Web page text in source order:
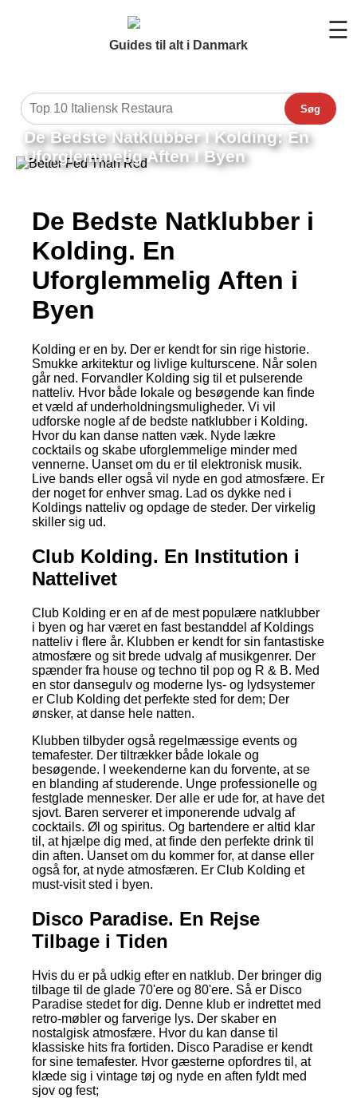
Guides til alt i Danmark
☰
Søg
De Bedste Natklubber I Kolding: En
Uforglemmelig Aften I Byen
De Bedste Natklubber i
Kolding. En
Uforglemmelig Aften i
Byen
Kolding er en by. Der er kendt for sin rige historie.
Smukke arkitektur og livlige kulturscene. Når solen
går ned. Forvandler Kolding sig til et pulserende
natteliv. Hvor både lokale og besøgende kan finde
et væld af underholdningsmuligheder. Vi vil
udforske nogle af de bedste natklubber i Kolding.
Hvor du kan danse natten væk. Nyde lækre
cocktails og skabe uforglemmelige minder med
vennerne. Uanset om du er til elektronisk musik.
Live bands eller også vil nyde en god atmosfære. Er
der noget for enhver smag. Lad os dykke ned i
Koldings natteliv og opdage de steder. Der virkelig
skiller sig ud.
Club Kolding. En Institution i
Nattelivet
Club Kolding er en af de mest populære natklubber
i byen og har været en fast bestanddel af Koldings
natteliv i flere år. Klubben er kendt for sin fantastiske
atmosfære og sit brede udvalg af musikgenrer. Der
spænder fra house og techno til pop og R & B. Med
en stor dansegulv og moderne lys- og lydsystemer
er Club Kolding det perfekte sted for dem; Der
ønsker, at danse hele natten.
Klubben tilbyder også regelmæssige events og
temafester. Der tiltrækker både lokale og
besøgende. I weekenderne kan du forvente, at se
en blanding af studerende. Unge professionelle og
festglade mennesker. Der alle er ude for, at have det
sjovt. Baren serverer et imponerende udvalg af
cocktails. Øl og spiritus. Og bartendere er altid klar
til, at hjælpe dig med, at finde den perfekte drink til
din aften. Uanset om du kommer for, at danse eller
også for, at nyde atmosfæren. Er Club Kolding et
must-visit sted i byen.
Disco Paradise. En Rejse
Tilbage i Tiden
Hvis du er på udkig efter en natklub. Der bringer dig
tilbage til de glade 70'ere og 80'ere. Så er Disco
Paradise stedet for dig. Denne klub er indrettet med
retro-møbler og farverige lys. Der skaber en
nostalgisk atmosfære. Hvor du kan danse til
klassiske hits fra fortiden. Disco Paradise er kendt
for sine temafester. Hvor gæsterne opfordres til, at
klæde sig i vintage tøj og nyde en aften fyldt med
sjov og fest;